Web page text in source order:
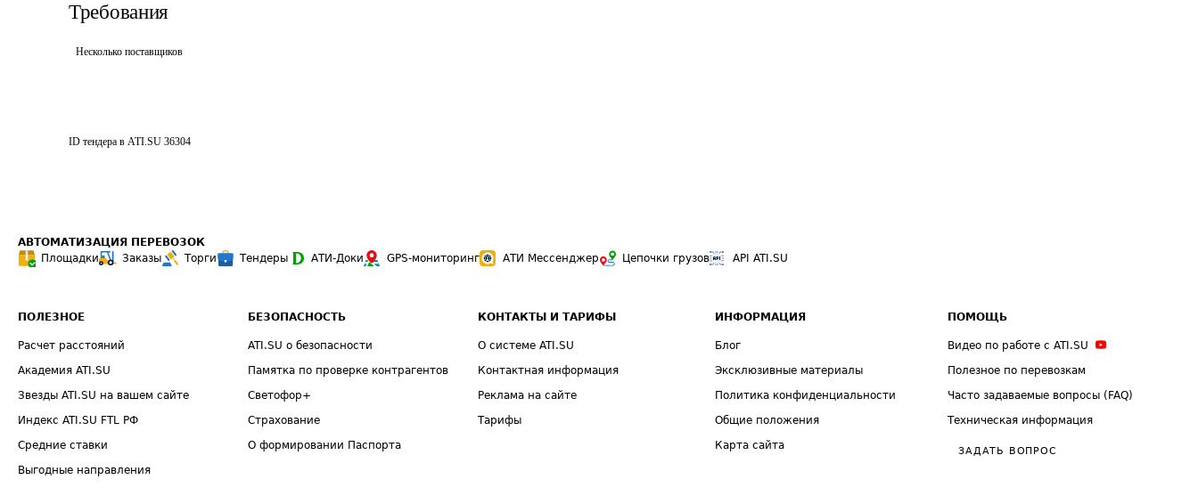
Требования
Несколько поставщиков
ID тендера в ATI.SU 36304
АВТОМАТИЗАЦИЯ ПЕРЕВОЗОК
Площадки
Заказы Торги Тендеры АТИ-Доки GPS-мониторинг АТИ Мессенджер Цепочки грузов API ATI.SU
ПОЛЕЗНОЕ
Расчет расстояний
Академия ATI.SU
Звезды ATI.SU на вашем сайте
Индекс ATI.SU FTL РФ
Средние ставки
Выгодные направления
БЕЗОПАСНОСТЬ
ATI.SU о безопасности
Памятка по проверке контрагентов
Светофор+
Страхование
О формировании Паспорта
КОНТАКТЫ И ТАРИФЫ
О системе ATI.SU
Контактная информация
Реклама на сайте
Тарифы
ИНФОРМАЦИЯ
Блог
Эксклюзивные материалы
Политика конфиденциальности
Общие положения
Карта сайта
ПОМОЩЬ
Видео по работе с ATI.SU
Полезное по перевозкам
Часто задаваемые вопросы (FAQ)
Техническая информация
ЗАДАТЬ ВОПРОС